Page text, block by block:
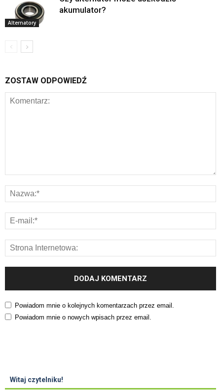
Alternatory
akumulator?
ZOSTAW ODPOWIEDŹ
Powiadom mnie o kolejnych komentarzach przez email.
Powiadom mnie o nowych wpisach przez email.
Witaj czytelniku!